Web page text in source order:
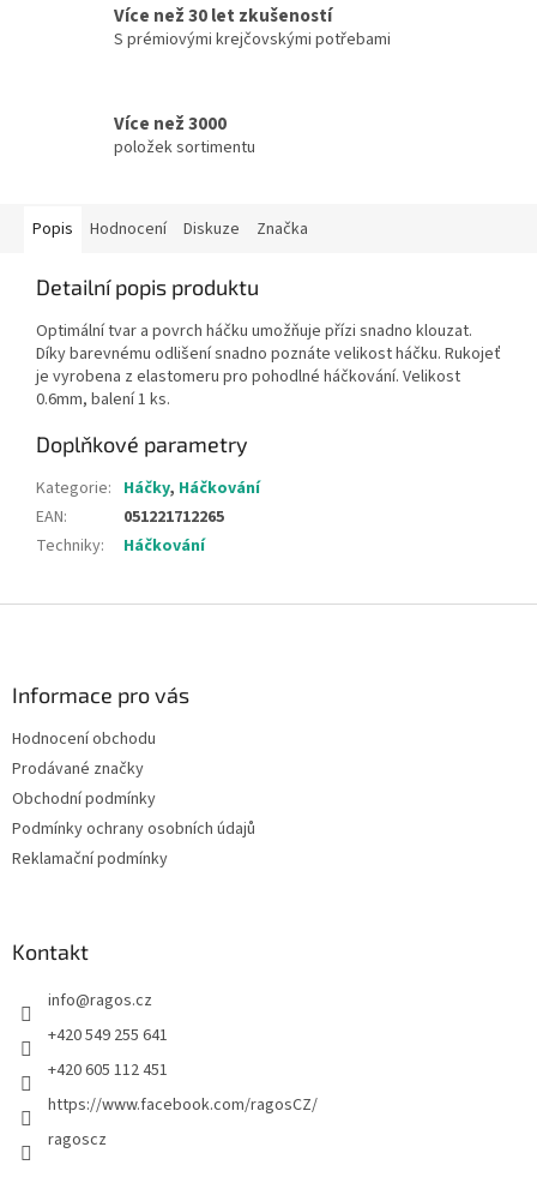
Více než 30 let zkušeností
S prémiovými krejčovskými potřebami
Více než 3000
položek sortimentu
Popis Hodnocení Diskuze Značka
Detailní popis produktu
Optimální tvar a povrch háčku umožňuje přízi snadno klouzat.
Díky barevnému odlišení snadno poznáte velikost háčku. Rukojeť
je vyrobena z elastomeru pro pohodlné háčkování. Velikost
0.6mm, balení 1 ks.
Doplňkové parametry
Kategorie: Háčky, Háčkování
EAN:
051221712265
Techniky: Háčkování
Informace pro vás
Hodnocení obchodu
Prodávané značky
Obchodní podmínky
Podmínky ochrany osobních údajů
Reklamační podmínky
Kontakt
info@ragos.cz
+420 549 255 641
+420 605 112 451
https://www.facebook.com/ragosCZ/
ragoscz